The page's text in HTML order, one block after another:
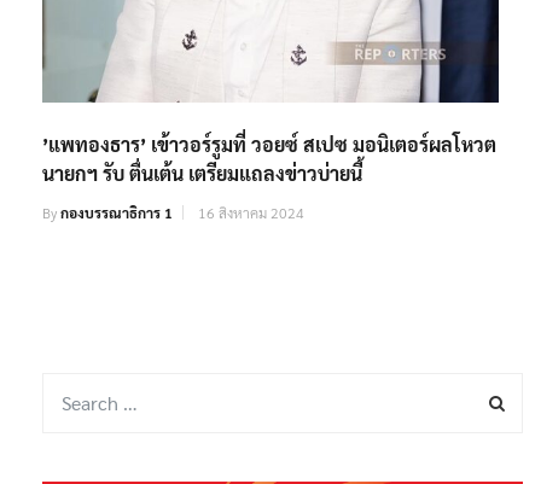
’แพทองธาร’ เข้าวอร์รูมที่ วอยซ์ สเปซ มอนิเตอร์ผลโหวต
นายกฯ รับ ตื่นเต้น เตรียมแถลงข่าวบ่ายนี้
Byกองบรรณาธิการ 1 16 สิงหาคม 2024